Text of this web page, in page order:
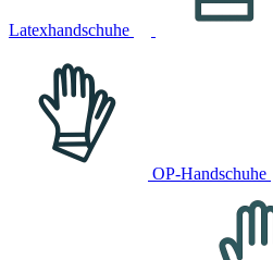
Latexhandschuhe
OP-Handschuhe